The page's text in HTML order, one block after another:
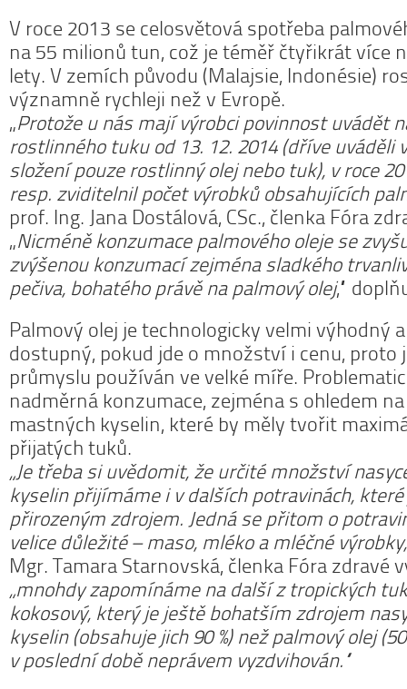
V roce 2013 se celosvětová spotřeba
na 55 milionů tun, což je téměř čtyřikrát více
lety. V zemích původu (Malajsie, Indonésie)
významně rychleji než v Evropě.
„Protože u nás mají výrobci povinnost uvádět
rostlinného tuku od 13. 12. 2014 (dříve uváděli
složení pouze rostlinný olej nebo tuk), v roce
resp. zviditelnil počet výrobků obsahujících
prof. Ing. Jana Dostálová, CSc., členka Fóra
„Nicméně konzumace palmového oleje se
zvýšenou konzumací zejména sladkého
pečiva, bohatého právě na palmový olej,“
Palmový olej je technologicky velmi výhodný
dostupný, pokud jde o množství i cenu, proto
průmyslu používán ve velké míře.
nadměrná konzumace, zejména s ohledem
mastných kyselin, které by měly tvořit
přijatých tuků.
„Je třeba si uvědomit, že určité množství
kyselin přijímáme i v dalších potravinách,
přirozeným zdrojem. Jedná se přitom o
velice důležité – maso, mléko a mléčné
Mgr. Tamara Starnovská, členka Fóra zdravé
„mnohdy zapomínáme na další z tropických
kokosový, který je ještě bohatším zdrojem
kyselin (obsahuje jich 90 %) než palmový olej
v poslední době neprávem vyzdvihován.“